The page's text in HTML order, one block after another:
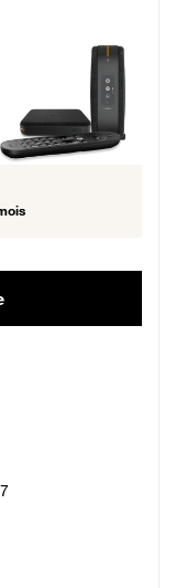
mois, Engagement 12 mois